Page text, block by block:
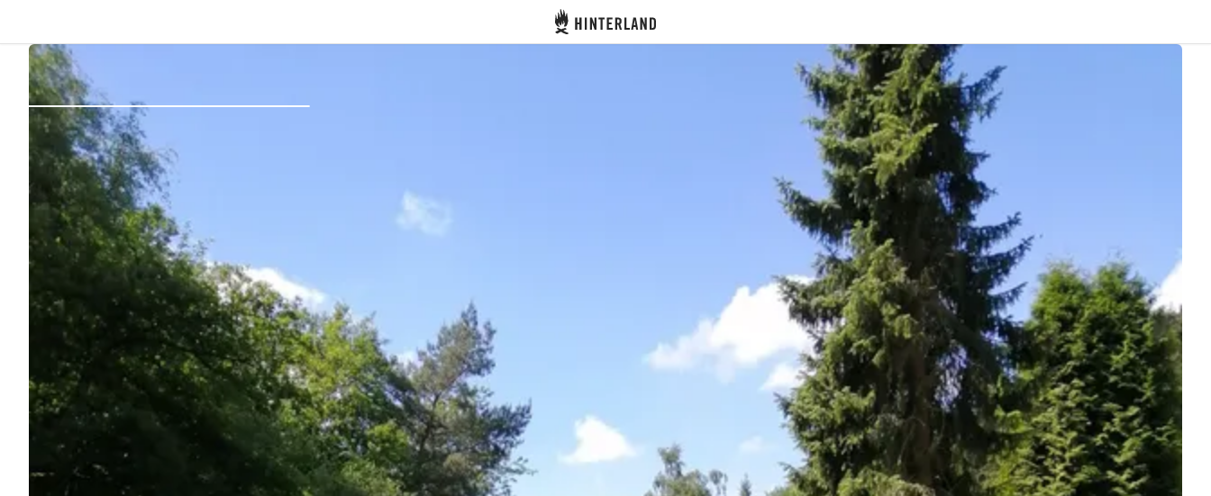
Hinterland
Se connecter
Créer un compte
Devenir hôte·sse
Emplacements
Hébergements
Routes
Demande à Howdy
Inspiration photo